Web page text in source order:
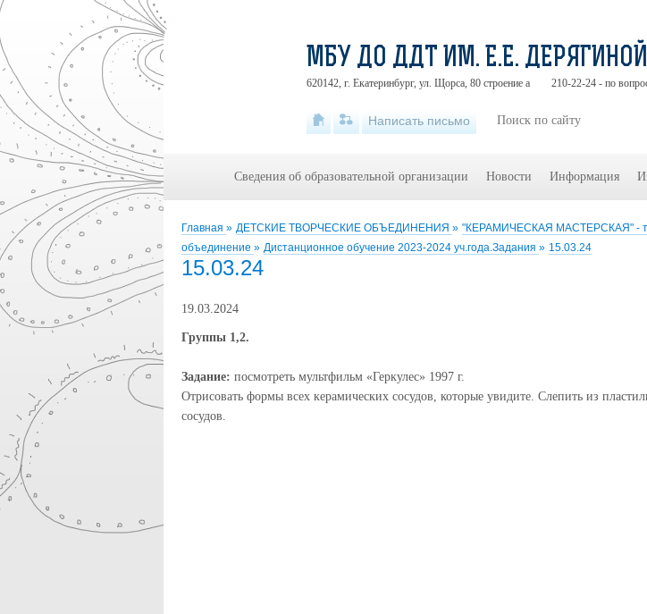
Главная » ДЕТСКИЕ ТВОРЧЕСКИЕ ОБЪЕДИНЕНИЯ » "КЕРАМИЧЕСКАЯ МАСТЕРСКАЯ" -
объединение » Дистанционное обучение 2023-2024 уч.года.Задания » 15.03.24
15.03.24
19.03.2024
Группы 1,2.
Задание: посмотреть мультфильм «Геркулес» 1997 г.
Отрисовать формы всех керамических сосудов, которые увидите. Слепить из
сосудов.
МБУ ДО ДДТ ИМ. Е.Е. ДЕРЯГИНОЙ
620142, г. Екатеринбург, ул. Щорса, 80 строение а 210-22-24 - по
Написать письмо
Сведения об образовательной организации Новости Информация